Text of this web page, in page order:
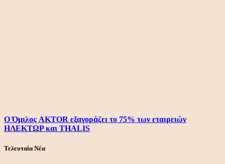
Ο Όμιλος AKTOR εξαγοράζει το 75% των εταιρειών
ΗΛΕΚΤΩΡ και THALIS
Τελευταία Νέα